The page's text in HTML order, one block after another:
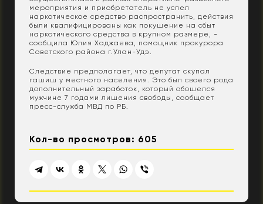
мероприятия и приобретатель не успел
наркотическое средство распространить, действия
были квалифицированы как покушение на сбыт
наркотического средства в крупном размере, -
сообщила Юлия Хаджаева, помощник прокурора
Советского района г.Улан-Удэ.
Следствие предполагает, что депутат скупал
гашиш у местного населения. Это был своего рода
дополнительный заработок, который обошелся
мужчине 7 годами лишения свободы, сообщает
пресс-служба МВД по РБ.
Кол-во просмотров: 605